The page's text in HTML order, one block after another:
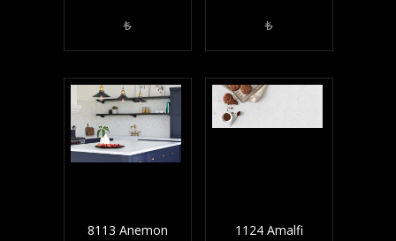
₺
₺
8113 Anemon 1124 Amalfi